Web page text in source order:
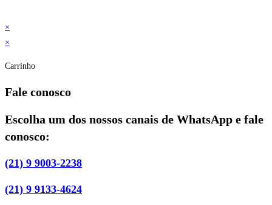
×
×
Carrinho
Fale conosco
Escolha um dos nossos canais de WhatsApp e fale
conosco:
(21) 9 9003-2238
(21) 9 9133-4624